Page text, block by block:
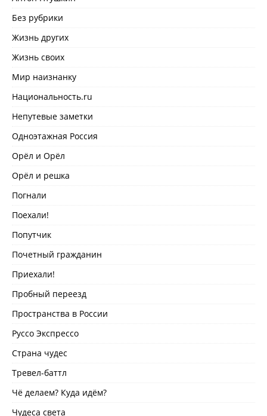
Без рубрики
Жизнь других
Жизнь своих
Мир наизнанку
Национальность.ru
Непутевые заметки
Одноэтажная Россия
Орёл и Орёл
Орёл и решка
Погнали
Поехали!
Попутчик
Почетный гражданин
Приехали!
Пробный переезд
Пространства в России
Руссо Экспрессо
Страна чудес
Тревел-баттл
Чё делаем? Куда идём?
Чудеса света